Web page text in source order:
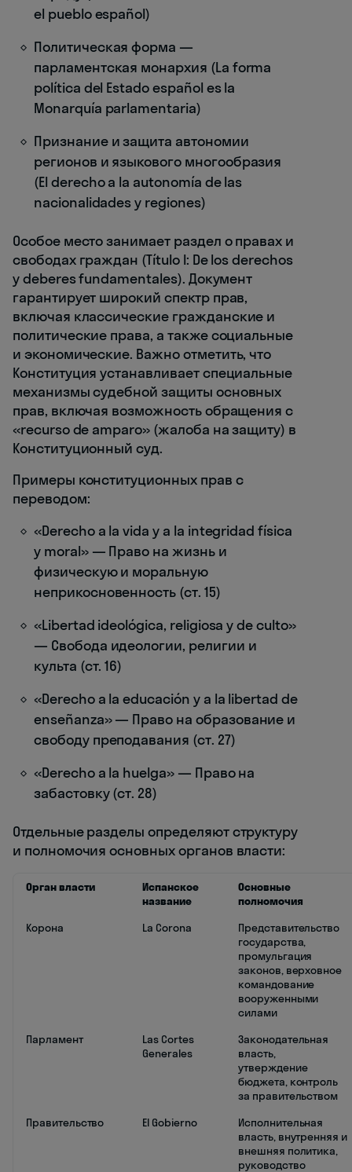
el pueblo español)
Политическая форма —
парламентская монархия (La forma
política del Estado español es la
Monarquía parlamentaria)
Признание и защита автономии
регионов и языкового многообразия
(El derecho a la autonomía de las
nacionalidades y regiones)
Особое место занимает раздел о правах и
свободах граждан (Título I: De los derechos
y deberes fundamentales). Документ
гарантирует широкий спектр прав,
включая классические гражданские и
политические права, а также социальные
и экономические. Важно отметить, что
Конституция устанавливает специальные
механизмы судебной защиты основных
прав, включая возможность обращения с
«recurso de amparo» (жалоба на защиту) в
Конституционный суд.
Примеры конституционных прав с
переводом:
«Derecho a la vida y a la integridad física
y moral» — Право на жизнь и
физическую и моральную
неприкосновенность (ст. 15)
«Libertad ideológica, religiosa y de culto»
— Свобода идеологии, религии и
культа (ст. 16)
«Derecho a la educación y a la libertad de
enseñanza» — Право на образование и
свободу преподавания (ст. 27)
«Derecho a la huelga» — Право на
забастовку (ст. 28)
Отдельные разделы определяют структуру
и полномочия основных органов власти:
Орган власти
Испанское
название
Основные
полномочия
Корона
La Corona
Представительство
государства,
промульгация
законов, верховное
командование
вооруженными
силами
Парламент
Las Cortes
Generales
Законодательная
власть,
утверждение
бюджета, контроль
за правительством
Правительство
El Gobierno
Исполнительная
власть, внутренняя и
внешняя политика,
руководство